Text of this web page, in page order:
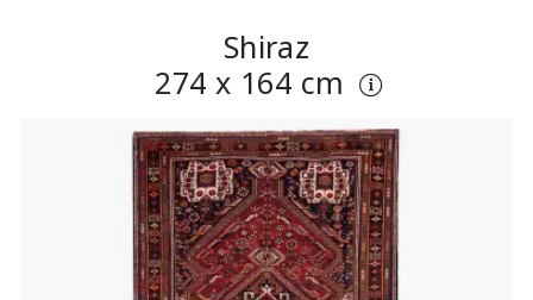
Shiraz
274 x 164 cm